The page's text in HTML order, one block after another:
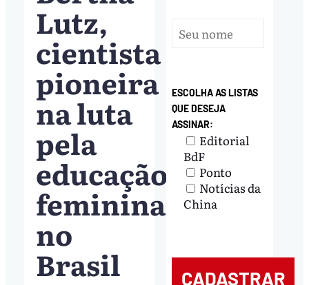
Lutz,
cientista
pioneira
na luta
pela
educação
feminina
no
Brasil
ESCOLHA AS LISTAS
QUE DESEJA
ASSINAR:
Editorial
BdF
Ponto
Notícias da
China